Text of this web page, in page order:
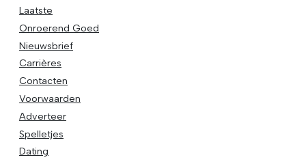
Laatste
Onroerend Goed
Nieuwsbrief
Carrières
Contacten
Voorwaarden
Adverteer
Spelletjes
Dating